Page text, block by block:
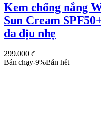
Kem chống nắng
Sun Cream
da dịu nhẹ
299.000 ₫
Bán chạy-9%Bán hết